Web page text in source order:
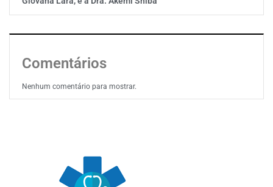
Comentários
Nenhum comentário para mostrar.